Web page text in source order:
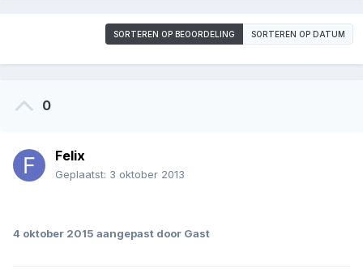
SORTEREN OP BEOORDELING SORTEREN OP DATUM
0
Felix
Geplaatst: 3 oktober 2013
4 oktober 2015 aangepast door Gast